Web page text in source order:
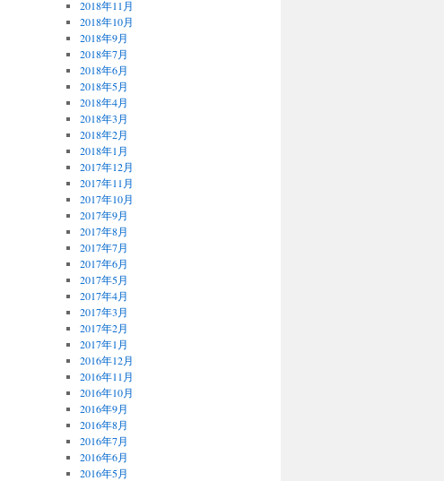
2018年11月
2018年10月
2018年9月
2018年7月
2018年6月
2018年5月
2018年4月
2018年3月
2018年2月
2018年1月
2017年12月
2017年11月
2017年10月
2017年9月
2017年8月
2017年7月
2017年6月
2017年5月
2017年4月
2017年3月
2017年2月
2017年1月
2016年12月
2016年11月
2016年10月
2016年9月
2016年8月
2016年7月
2016年6月
2016年5月